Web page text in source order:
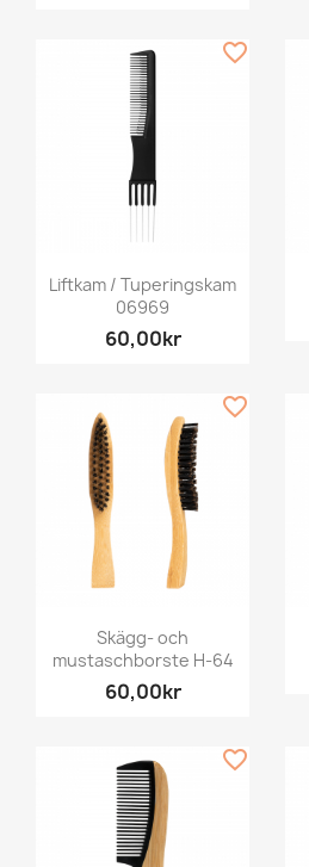
Liftkam / Tuperingskam
06969
60,00kr
favorite_border
Skägg- och
mustaschborste H-64
60,00kr
favorite_border
favorite_border